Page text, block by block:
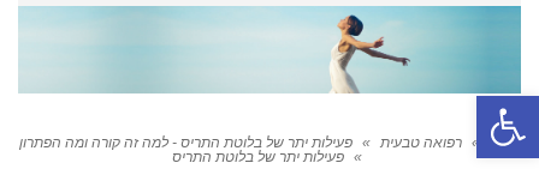
פתח סרגל נגישות
ראשי » רפואה טבעית »
פעילות יתר של בלוטת התריס - למה זה קורה ומה הפתרון
»
פעילות יתר של בלוטת התריס